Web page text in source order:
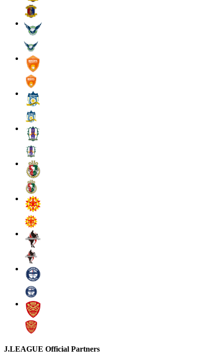
J.LEAGUE Official Partners